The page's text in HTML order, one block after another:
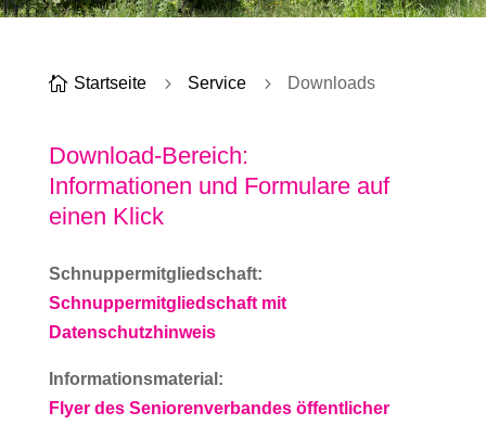
 Startseite 5 Service 5 Downloads
Download-Bereich:
Informationen und Formulare auf
einen Klick
Schnuppermitgliedschaft:
Schnuppermitgliedschaft mit
Datenschutzhinweis
Informationsmaterial:
Flyer des Seniorenverbandes öffentlicher